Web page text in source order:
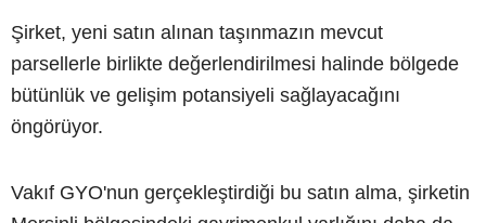
Şirket, yeni satın alınan taşınmazın mevcut
parsellerle birlikte değerlendirilmesi halinde bölgede
bütünlük ve gelişim potansiyeli sağlayacağını
öngörüyor.
Vakıf GYO'nun gerçekleştirdiği bu satın alma, şirketin